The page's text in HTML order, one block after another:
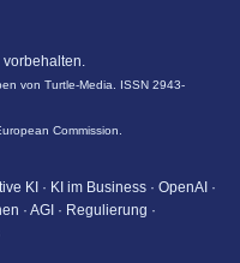
vorbehalten.
von Turtle-Media. ISSN 2943-
Commission.
KI · KI im Business · OpenAI ·
· AGI · Regulierung ·